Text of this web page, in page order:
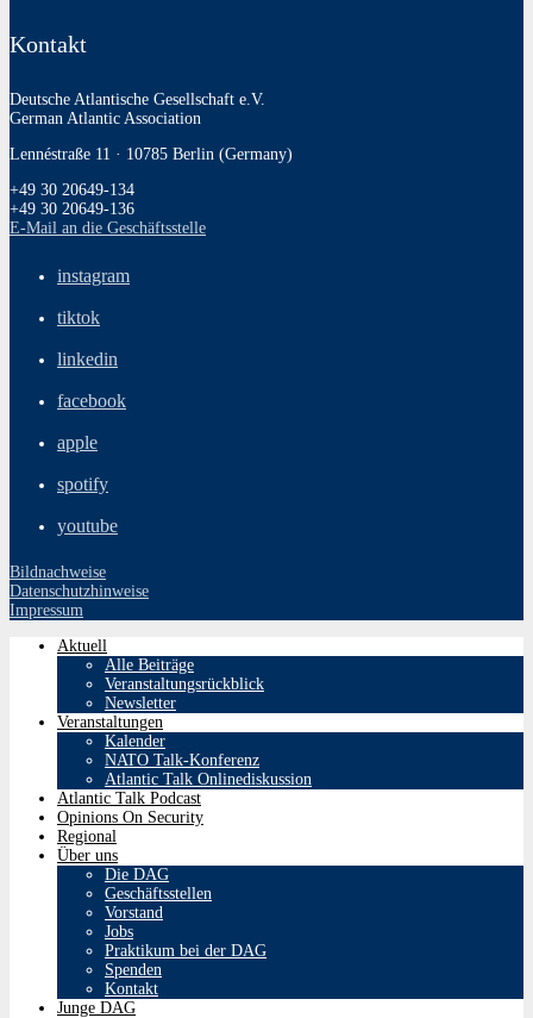
Kontakt
Deutsche Atlantische Gesellschaft e.V.
German Atlantic Association
Lennéstraße 11 · 10785 Berlin (Germany)
+49 30 20649-134
+49 30 20649-136
E-Mail an die Geschäftsstelle
instagram
tiktok
linkedin
facebook
apple
spotify
youtube
Bildnachweise
Datenschutzhinweise
Impressum
Aktuell
Alle Beiträge
Veranstaltungsrückblick
Newsletter
Veranstaltungen
Kalender
NATO Talk-Konferenz
Atlantic Talk Onlinediskussion
Atlantic Talk Podcast
Opinions On Security
Regional
Über uns
Die DAG
Geschäftsstellen
Vorstand
Jobs
Praktikum bei der DAG
Spenden
Kontakt
Junge DAG